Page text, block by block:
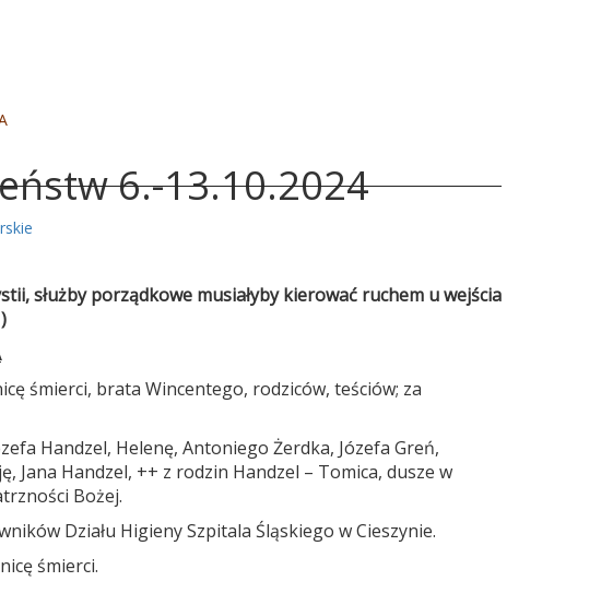
6.-13.10.2024
służby porządkowe musiałyby kierować ruchem u wejścia
śmierci, brata Wincentego, rodziców, teściów; za
Handzel, Helenę, Antoniego Żerdka, Józefa Greń,
Jana Handzel, ++ z rodzin Handzel – Tomica, dusze w
Bożej.
Działu Higieny Szpitala Śląskiego w Cieszynie.
śmierci.